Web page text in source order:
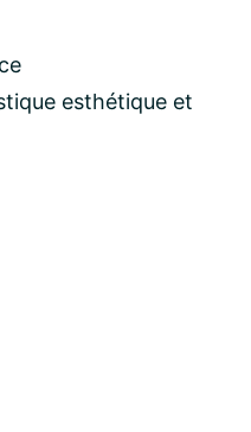
esthétique et